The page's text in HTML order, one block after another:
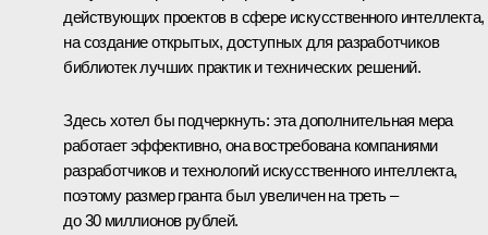
действующих проектов в сфере искусственного интеллекта,
на создание открытых, доступных для разработчиков
библиотек лучших практик и технических решений.
Здесь хотел бы подчеркнуть: эта дополнительная мера
работает эффективно, она востребована компаниями
разработчиков и технологий искусственного интеллекта,
поэтому размер гранта был увеличен на треть –
до 30 миллионов рублей.